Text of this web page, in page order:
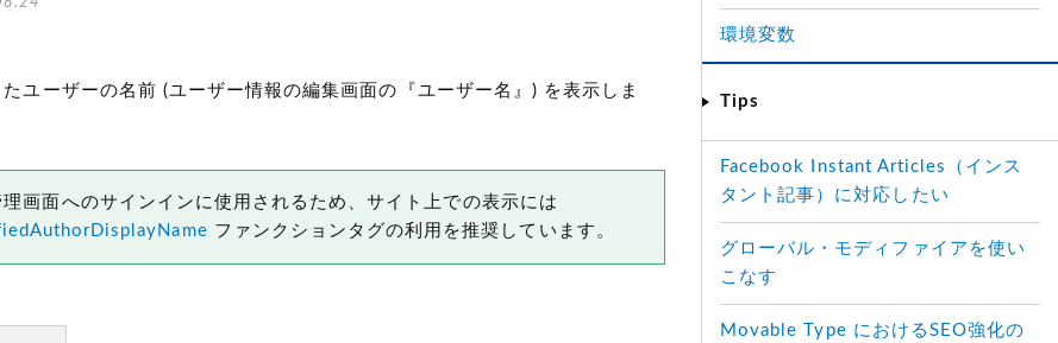
ユーザーの名前 (ユーザー情報の編集画面の『ユーザー名』) を表示しま
画面へのサインインに使用されるため、サイト上での表示には
ファンクションタグの利用を推奨しています。
環境変数
Tips
Facebook Instant Articles（インス
タント記事）に対応したい
グローバル・モディファイアを使い
こなす
Movable Type におけるSEO強化の